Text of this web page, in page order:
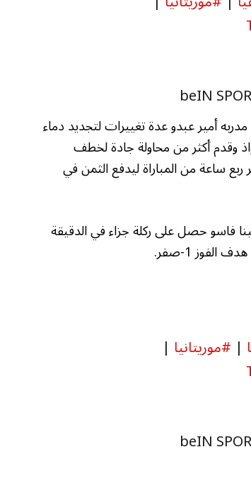
أمير عبدو عدة تغييرات لتجديد دماء
وقدم أكثر من محاولة جادة لخطف
ربع ساعة من المباراة ليدفع الثمن في
فاسو حصل على ركلة جزاء في الدقيقة
1-صفر.
| #موريتانيا |